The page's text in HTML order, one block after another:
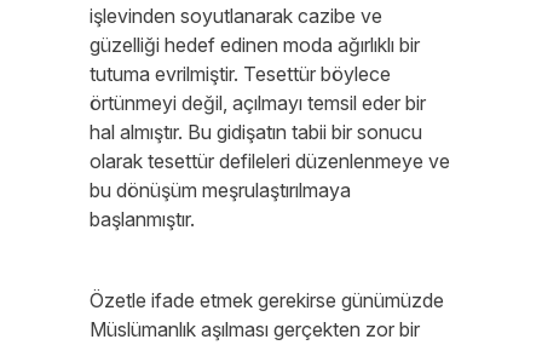
işlevinden soyutlanarak cazibe ve
güzelliği hedef edinen moda ağırlıklı bir
tutuma evrilmiştir. Tesettür böylece
örtünmeyi değil, açılmayı temsil eder bir
hal almıştır. Bu gidişatın tabii bir sonucu
olarak tesettür defileleri düzenlenmeye ve
bu dönüşüm meşrulaştırılmaya
başlanmıştır.
Özetle ifade etmek gerekirse günümüzde
Müslümanlık aşılması gerçekten zor bir